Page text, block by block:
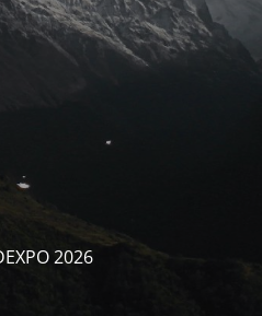
2026